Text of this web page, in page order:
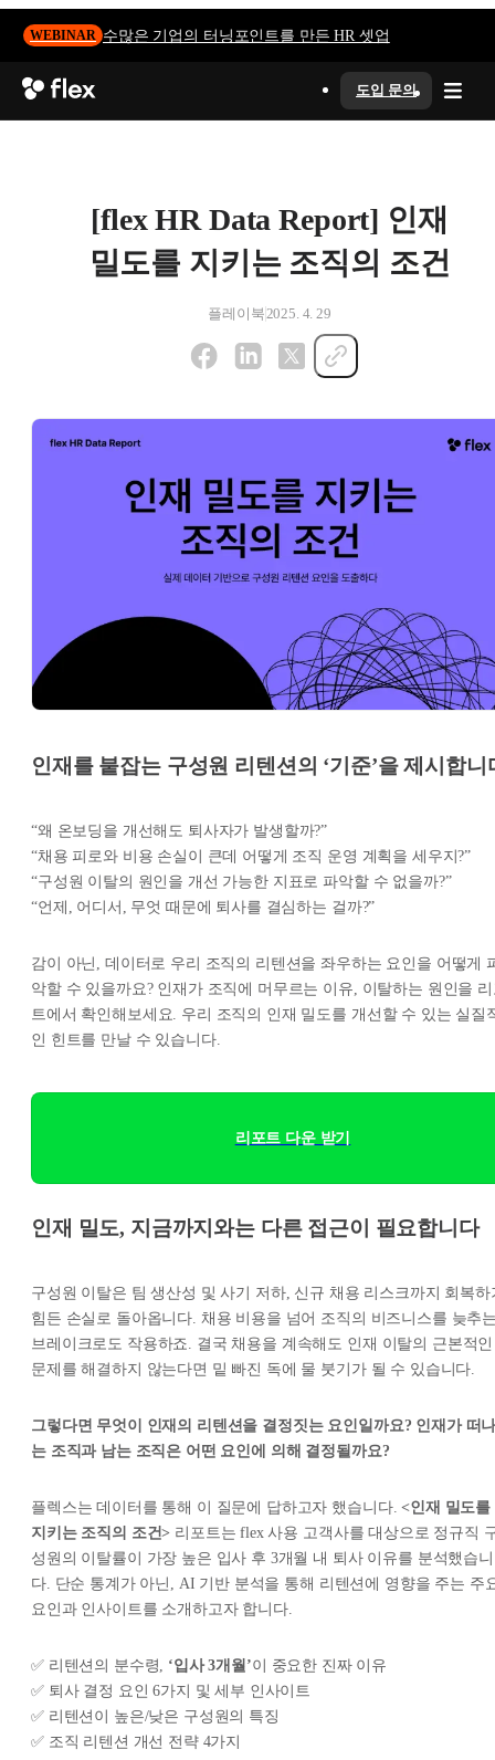
WEBINAR 수많은 기업의 터닝포인트를 만든 HR 셋업
도입 문의
[flex HR Data Report] 인재
밀도를 지키는 조직의 조건
플레이북 2025. 4. 29
인재를 붙잡는 구성원 리텐션의 ‘기준’을 제시합니
“왜 온보딩을 개선해도 퇴사자가 발생할까?”
“채용 피로와 비용 손실이 큰데 어떻게 조직 운영 계획을 세우지?”
“구성원 이탈의 원인을 개선 가능한 지표로 파악할 수 없을까?”
“언제, 어디서, 무엇 때문에 퇴사를 결심하는 걸까?”
감이 아닌, 데이터로 우리 조직의 리텐션을 좌우하는 요인을 어떻게
악할 수 있을까요? 인재가 조직에 머무르는 이유, 이탈하는 원인을
트에서 확인해보세요. 우리 조직의 인재 밀도를 개선할 수 있는 실질
인 힌트를 만날 수 있습니다.
리포트 다운 받기
인재 밀도, 지금까지와는 다른 접근이 필요합니다
구성원 이탈은 팀 생산성 및 사기 저하, 신규 채용 리스크까지 회복하
힘든 손실로 돌아옵니다. 채용 비용을 넘어 조직의 비즈니스를 늦추
브레이크로도 작용하죠. 결국 채용을 계속해도 인재 이탈의 근본적인
문제를 해결하지 않는다면 밑 빠진 독에 물 붓기가 될 수 있습니다.
그렇다면 무엇이 인재의 리텐션을 결정짓는 요인일까요? 인재가 떠
는 조직과 남는 조직은 어떤 요인에 의해 결정될까요?
플렉스는 데이터를 통해 이 질문에 답하고자 했습니다.<인재 밀도를
지키는 조직의 조건> 리포트는 flex 사용 고객사를 대상으로 정규직
성원의 이탈률이 가장 높은 입사 후 3개월 내 퇴사 이유를 분석했습니
다. 단순 통계가 아닌, AI 기반 분석을 통해 리텐션에 영향을 주는 주
요인과 인사이트를 소개하고자 합니다.
✅ 리텐션의 분수령, ‘입사 3개월’이 중요한 진짜 이유
✅ 퇴사 결정 요인 6가지 및 세부 인사이트
✅ 리텐션이 높은/낮은 구성원의 특징
✅ 조직 리텐션 개선 전략 4가지